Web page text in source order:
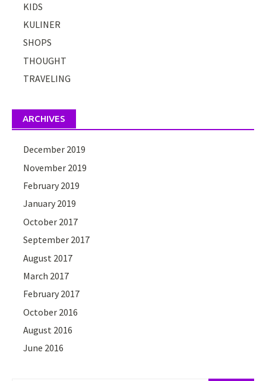
KIDS
KULINER
SHOPS
THOUGHT
TRAVELING
ARCHIVES
December 2019
November 2019
February 2019
January 2019
October 2017
September 2017
August 2017
March 2017
February 2017
October 2016
August 2016
June 2016